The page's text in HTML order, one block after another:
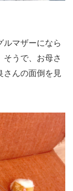
ルマザーになら
そうで、お母さ
さんの面倒を見